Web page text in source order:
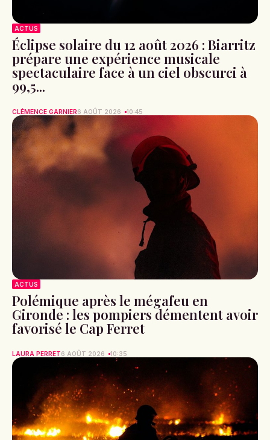
ACTUS
Éclipse solaire du 12 août 2026 : Biarritz
prépare une expérience musicale
spectaculaire face à un ciel obscurci à
99,5...
CLÉMENCE GARNIER6 AOÛT 2026 10:45
ACTUS
Polémique après le mégafeu en
Gironde : les pompiers démentent avoir
favorisé le Cap Ferret
LAURA PERRET6 AOÛT 2026 10:35